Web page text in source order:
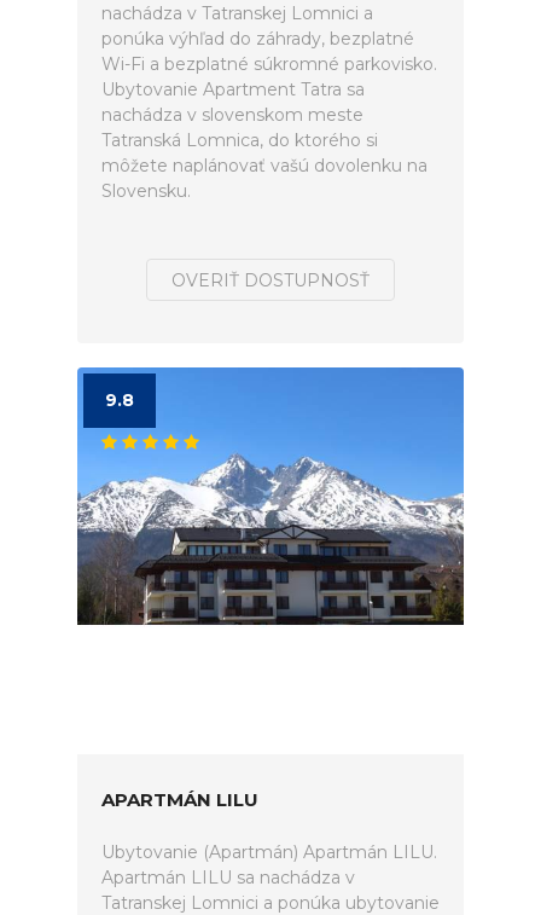
nachádza v Tatranskej Lomnici a
ponúka výhľad do záhrady, bezplatné
Wi-Fi a bezplatné súkromné parkovisko.
Ubytovanie Apartment Tatra sa
nachádza v slovenskom meste
Tatranská Lomnica, do ktorého si
môžete naplánovať vašú dovolenku na
Slovensku.
OVERIŤ DOSTUPNOSŤ
9.8
APARTMÁN LILU
Ubytovanie (Apartmán) Apartmán LILU.
Apartmán LILU sa nachádza v
Tatranskej Lomnici a ponúka ubytovanie